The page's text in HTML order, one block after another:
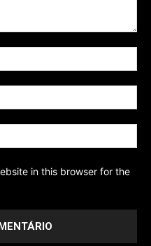
in this browser for the